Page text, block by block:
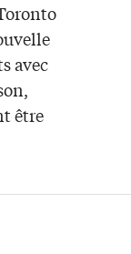
avec
être